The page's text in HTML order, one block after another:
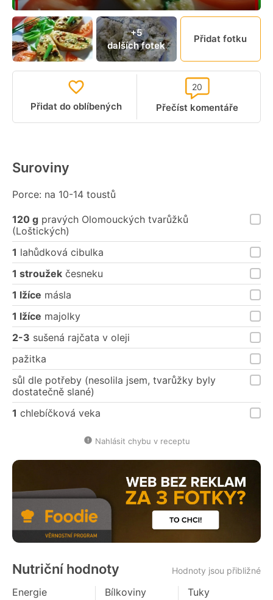
+5
dalších fotek
Přidat fotku
Přidat do oblíbených Přečíst komentáře
20
Suroviny
Porce: na 10-14 toustů
120 g pravých Olomouckých tvarůžků
(Loštických)
1 lahůdková cibulka
1 stroužek česneku
1 lžíce másla
1 lžíce majolky
2-3 sušená rajčata v oleji
pažitka
sůl dle potřeby (nesolila jsem, tvarůžky byly
dostatečně slané)
1 chlebíčková veka
Nahlásit chybu v receptu
Nutriční hodnoty Hodnoty jsou přibližné
Energie
Bílkoviny
Tuky